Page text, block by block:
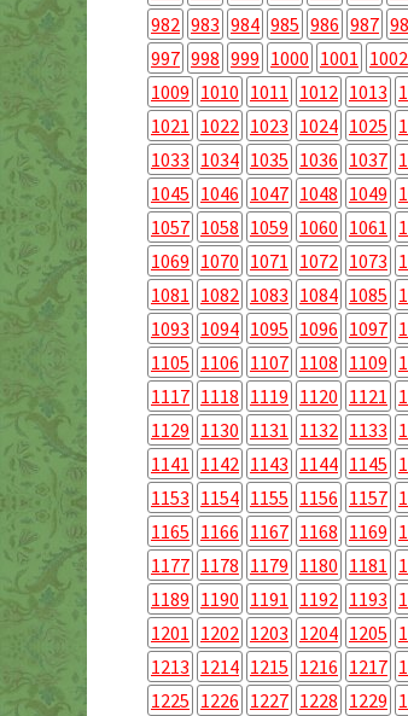
982 983 984 985 986 987
997 998 999 1000 1001 1002
1009 1010 1011 1012 1013
1021 1022 1023 1024 1025
1033 1034 1035 1036 1037
1045 1046 1047 1048 1049
1057 1058 1059 1060 1061
1069 1070 1071 1072 1073
1081 1082 1083 1084 1085
1093 1094 1095 1096 1097
1105 1106 1107 1108 1109
1117 1118 1119 1120 1121
1129 1130 1131 1132 1133
1141 1142 1143 1144 1145
1153 1154 1155 1156 1157
1165 1166 1167 1168 1169
1177 1178 1179 1180 1181
1189 1190 1191 1192 1193
1201 1202 1203 1204 1205
1213 1214 1215 1216 1217
1225 1226 1227 1228 1229